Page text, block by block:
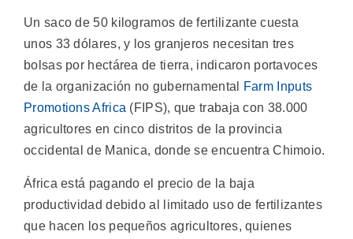
Un saco de 50 kilogramos de fertilizante cuesta
unos 33 dólares, y los granjeros necesitan tres
bolsas por hectárea de tierra, indicaron portavoces
de la organización no gubernamental
Farm Inputs
Promotions Africa (FIPS), que trabaja con 38.000
agricultores en cinco distritos de la provincia
occidental de Manica, donde se encuentra Chimoio.
África está pagando el precio de la baja
productividad debido al limitado uso de fertilizantes
que hacen los pequeños agricultores, quienes